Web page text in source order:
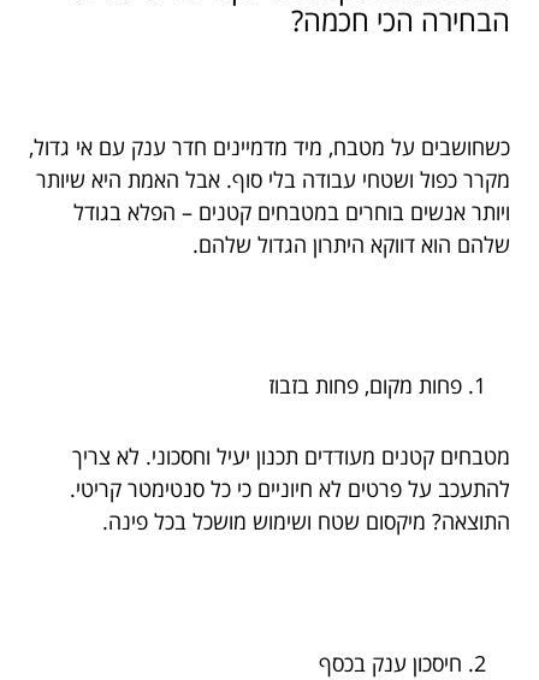
הבחירה הכי חכמה?
כשחושבים על מטבח, מיד מדמיינים חדר ענק עם אי גדול,
מקרר כפול ושטחי עבודה בלי סוף. אבל האמת היא שיותר
ויותר אנשים בוחרים במטבחים קטנים – הפלא בגודל
שלהם הוא דווקא היתרון הגדול שלהם.
פחות מקום, פחות בזבוז
מטבחים קטנים מעודדים תכנון יעיל וחסכוני. לא צריך
להתעכב על פרטים לא חיוניים כי כל סנטימטר קריטי.
התוצאה? מיקסום שטח ושימוש מושכל בכל פינה.
חיסכון ענק בכסף